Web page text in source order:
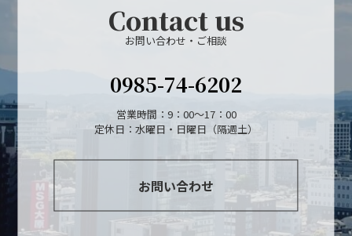
Contact us
お問い合わせ・ご相談
0985-74-6202
営業時間：9：00～17：00
定休日：水曜日・日曜日（隔週土）
お問い合わせ